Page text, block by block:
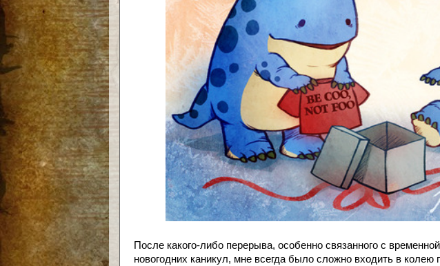
После какого-либо перерыва, особенно связанного с
новогодних каникул, мне всегда было сложно входить в колею